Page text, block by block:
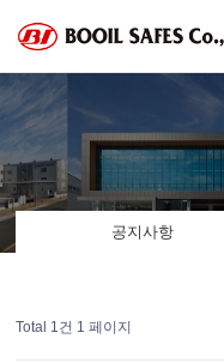
공지사항
Total 1건 1 페이지